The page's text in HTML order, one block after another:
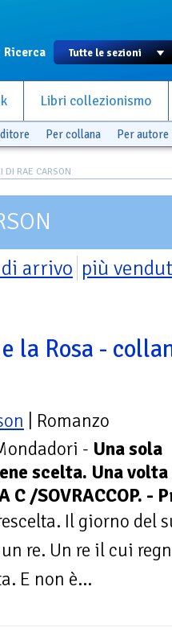
Ricerca
Libri collezionismo
Per collana Per autore
DI RAE CARSON
arrivo più
la Rosa -
| Romanzo
- Una sola
scelta. Una
C /SOVRACCOP.
Il giorno del
re. Un re il cui
E non è...